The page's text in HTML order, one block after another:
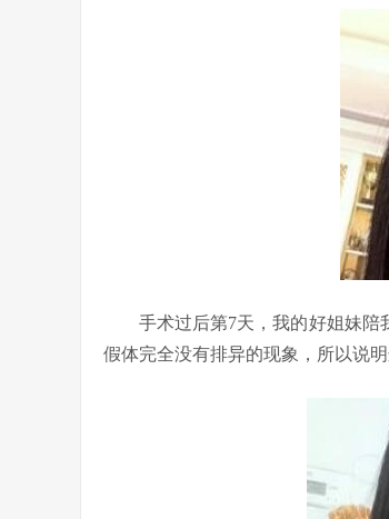
手术过后第7天，我的好姐妹陪
假体完全没有排异的现象，所以说